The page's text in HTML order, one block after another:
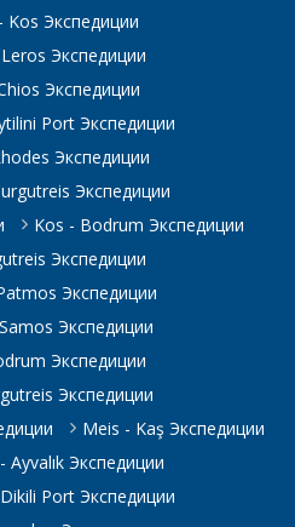
Kos Экспедиции
Экспедиции
Экспедиции
Port Экспедиции
Экспедиции
Экспедиции
Kos - Bodrum Экспедиции
Экспедиции
Экспедиции
Экспедиции
Экспедиции
Экспедиции
Meis - Kaş Экспедиции
Экспедиции
Port Экспедиции